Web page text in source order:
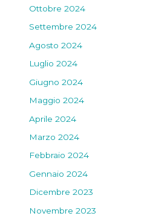
Ottobre 2024
Settembre 2024
Agosto 2024
Luglio 2024
Giugno 2024
Maggio 2024
Aprile 2024
Marzo 2024
Febbraio 2024
Gennaio 2024
Dicembre 2023
Novembre 2023